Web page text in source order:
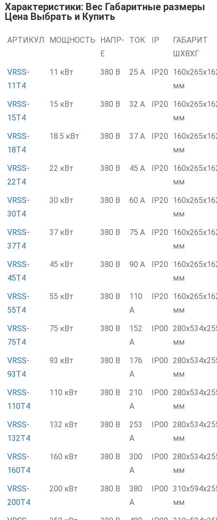
Характеристики: Вес Габаритные размеры
Цена Выбрать и Купить
АРТИКУЛ МОЩНОСТЬ
НАПР-
Е
ТОК IP
ГАБАРИТ
ШXВXГ
VRSS-
11T4
11 кВт 380 В 25 А IP20
мм
VRSS-
15T4
15 кВт 380 В 32 А IP20
мм
VRSS-
18T4
18.5 кВт 380 В 37 А IP20
мм
VRSS-
22T4
22 кВт 380 В 45 А IP20
мм
VRSS-
30T4
30 кВт 380 В 60 А IP20
мм
VRSS-
37T4
37 кВт 380 В 75 А IP20
мм
VRSS-
45T4
45 кВт 380 В 90 А IP20
мм
VRSS-
55T4
55 кВт 380 В
110
А
IP20
мм
VRSS-
75T4
75 кВт 380 В
152
А
IP00
мм
VRSS-
93T4
93 кВт 380 В
176
А
IP00
мм
VRSS-
110T4
110 кВт 380 В
210
А
IP00
мм
VRSS-
132T4
132 кВт 380 В
253
А
IP00
мм
VRSS-
160T4
160 кВт 380 В
300
А
IP00
мм
VRSS-
200T4
200 кВт 380 В
380
А
IP00
мм